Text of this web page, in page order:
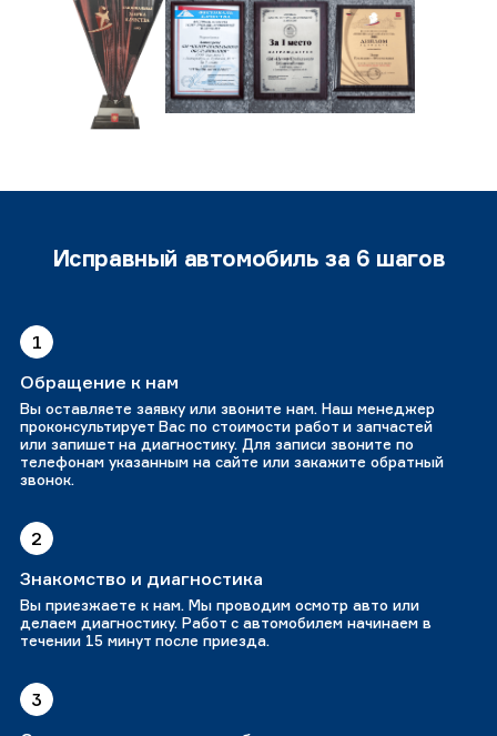
Исправный автомобиль за 6 шагов
1
Обращение к нам
Вы оставляете заявку или звоните нам. Наш менеджер
проконсультирует Вас по стоимости работ и запчастей
или запишет на диагностику. Для записи звоните по
телефонам указанным на сайте или закажите обратный
звонок.
2
Знакомство и диагностика
Вы приезжаете к нам. Мы проводим осмотр авто или
делаем диагностику. Работ с автомобилем начинаем в
течении 15 минут после приезда.
3